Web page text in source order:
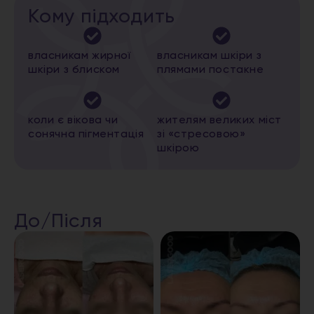
Кому підходить
власникам жирної
шкіри з блиском
власникам шкіри з
плямами постакне
коли є вікова чи
сонячна пігментація
жителям великих міст
зі «стресовою»
шкірою
До/Після